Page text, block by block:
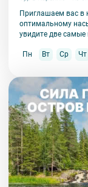
Приглашаем вас в
оптимальному
увидите две
Пн
Вт Ср Чт